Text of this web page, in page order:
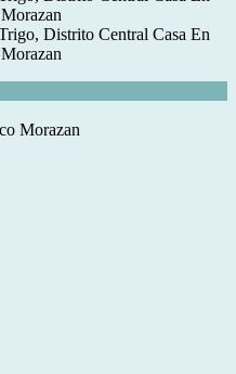
Morazan